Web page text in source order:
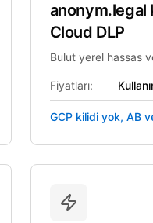
anonym.legal
Cloud DLP
Bulut yerel hassas
Fiyatları:
GCP kilidi yok, AB